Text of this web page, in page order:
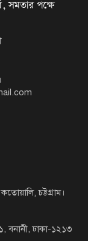
চট্টগ্রাম।
বনানী, ঢাকা-১২১৩